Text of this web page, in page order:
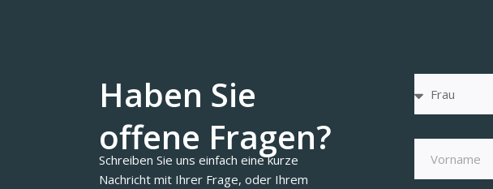
Haben Sie
offene Fragen?
Schreiben Sie uns einfach eine kurze
Nachricht mit Ihrer Frage, oder Ihrem